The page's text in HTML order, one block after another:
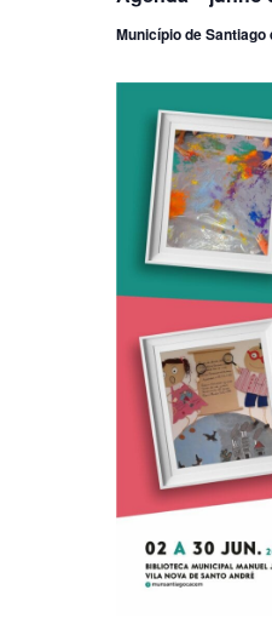
Município de Santiago